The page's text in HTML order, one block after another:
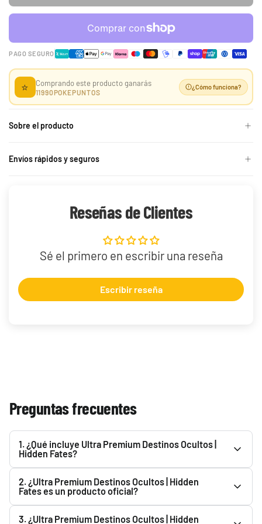
Build and Battle
Unidas
Desde 429,90 €
Build and Battle Lost
30th Celebration
Umbreon Battle Deck
PAGO SEGURO
⭐ Comprando este producto ganarás
11990POKEPUNTOS
¿Cómo funciona?
Sobre el producto
Envíos rápidos y seguros
Reseñas de Clientes
Sé el primero en escribir una reseña
Escribir reseña
Preguntas frecuentes
1. ¿Qué incluye Ultra Premium Destinos Ocultos |
Hidden Fates?
Ocultos | Hidden Fates para ver todo lo que incluye. Podrás
encontrarlo en el apartado superior.
2. ¿Ultra Premium Destinos Ocultos | Hidden
Fates es un producto oficial?
3. ¿Ultra Premium Destinos Ocultos | Hidden